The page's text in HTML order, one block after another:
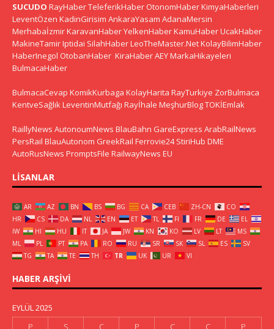
SUCUDO RayHaberTeleferikHaber OtonomHaberKimyaHaberleri
LeventÖzen KadinGirisim AnkaraYasam AdanaMersin
MerhabaİzmirKaravanHaberYelkenHaberKamuHaberUcakHaber
MakineTamirIptidai SilahHaberLeoTheMaster.NetKolayBilimHaber
HaberInegol OtobanHaber KiraHaberAEYMarkaHikayeleri
BulmacaHaber
BulmacaCevap KomikKurbaga KolayHarita RayTurkiye ZorBulmaca
KentveSağlık LeventinMutfağı Rayİhale MeşhurBlogTOKİEmlak
RaillyNews AutonoumNews BlauBahn GareExpress ArabRailNews
PersRail BlauAutonom GreekRail Ferrovie24 StiriHub DME
AutoRusNews PromptsFile RailwayNews EU
LISANLAR
AR AZ BN BS BG CA CEB ZH-CN
CO
HR
CS DA NL EN ET TL FI FR DE
EL
IW
HI HU IT JA JW KN KO LV LT
MS
ML
PL PT PA RO RU SR SK SL ES
SV
TG
TA TE TH TR UK UR VI
HABER ARŞIVI
EYLÜL 2025
P
S Ç P C C P